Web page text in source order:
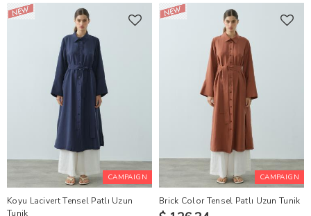
CAMPAIGN
Koyu Lacivert Tensel Patlı Uzun
Tunik
CAMPAIGN
Brick Color Tensel Patlı Uzun Tunik